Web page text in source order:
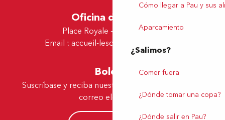
Cómo llegar a Pau y sus
Aparcamiento
¿Salimos?
Comer fuera
¿Dónde tomar una copa?
¿Dónde salir en Pau?
Oficina de Lescar
Place Royale - 64230 Lescar
Email : accueil-lescar@tourismepau.fr
Boletín
Suscríbase y reciba nuestras ofertas y noticias por
correo electrónico